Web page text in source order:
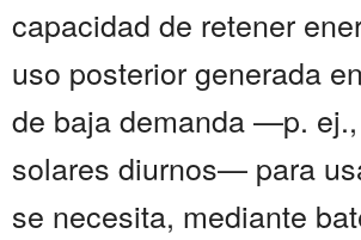
capacidad de retener
uso posterior generada
de baja demanda —p.
solares diurnos— para
se necesita, mediante